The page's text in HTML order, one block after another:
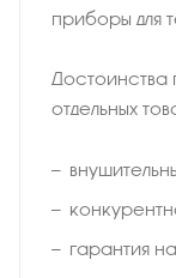
приборы для
Достоинства
отдельных
гарантия